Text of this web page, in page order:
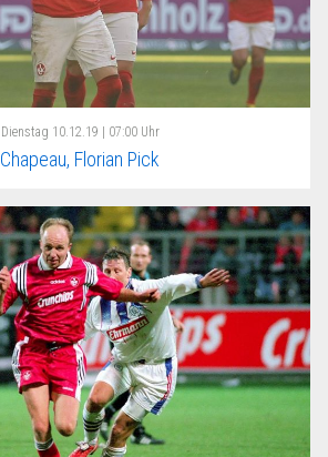
Dienstag 10.12.19 | 07:00 Uhr
Chapeau, Florian Pick